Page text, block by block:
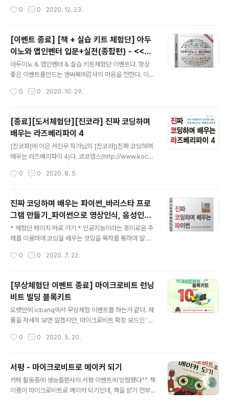
험단신청 체험단신청
0 0 2020. 12. 23.
[이벤트 종료] [책 + 실습 키트 체험단] 아두
이노와 앱인벤터 입문+실전(종합편) - <<책
+ 실습 풀 키트>> 체험단 모십니다.
아두이노 & 앱인벤터 & 실습 키트체험단 이벤트다. 항상
좋은 이벤트를만드는 앤써북에감사의 마음을 전한다. 이벤
지 [출처] [책 + 실습 키트 체험단] 아두이노와 앱인벤터
터, 경제경영, 취미/실용/건강/여행 전문 출판사) | 작성자
앤써북 바로가기
0 0 2020. 10. 29.
[종료][도서체험단][진코라] 진짜 코딩하며
배우는 라즈베리파이 4
[진코파]에 이은 서민우 작가님의 [진코라](진짜 코딩하며
배우는 라즈베리파이 4)다. 코코랩스(http://www.kocol
웨어 부품을 한번에 구매 하다. [진코파]에서 사용한 파이
되어 있어서 좋을거 같다. 나도 도서체험단에 도전 하겠지
만, 라즈베리파이, 인공지능에 관심이 있다면 도전해 보자
0 0 2020. 8. 5.
진짜 코딩하며 배우는 파이썬_바리스타 프로
그램 만들기_파이썬으로 영상인식, 음성인식,
인공지능 활용하기<앤써북> 도서 체험단
* 체험단 페이지 바로 가기 * 인공지능이라는 흥미로운 주
제를 이용하여 코딩을 배우는 것임을 목차를 통하여 알 수
히 책을 볼 수 있을거라 생각 된다. ^^ 관심이 있으면 바로
기 01_ 파이썬 기본기 다루기 01-1 파이썬이란 무엇인가?
01-2 파이썬은 유용한가? 파이썬은 쉽다 파이썬은 강력하
다! 파이썬은 라이브러리가 강력하다! 02 _ 파이썬 개발환
경 구성하기 02-1 파이썬 설치하기 02-2 파이썬 실습 환
경 설정하기 IDLE 실행하기 파이썬 셀에 직접 명령 줘보기
이썬 실습 디렉터리 생성하기 파이썬 프로그램 저장하기 2
0 0 2020. 7. 22.
[무상체험단 이벤트 종료] 마이크로비트 런닝
비트 빌딩 블록키트
오랫만에 icbanq에서 무상체험 이벤트를 하는거 같다. 제
품을 자세히 보면 알겠지만, 마이크로비트 확장 보드인 '슈
들 수 있을거 같다. 코딩 + 마이크로비트 + 파이썬 + 레고
- 신청 페이지로 가기 -
0 0 2020. 5. 20.
서평 - 마이크로비트로 메이커 되기
카페 활동중에 생능출판사의 서평 이벤트에 당첨됐다^^. 책
이름이 마이크로비트로 메이커 되기인데, 책을 받기 전부